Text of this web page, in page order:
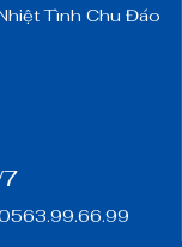
Tình Chu Đáo
7